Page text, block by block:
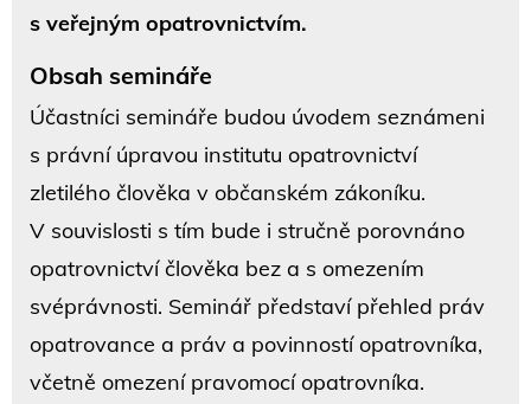
s veřejným opatrovnictvím.
Obsah semináře
Účastníci semináře budou úvodem seznámeni
s právní úpravou institutu opatrovnictví
zletilého člověka v občanském zákoníku.
V souvislosti s tím bude i stručně porovnáno
opatrovnictví člověka bez a s omezením
svéprávnosti. Seminář představí přehled práv
opatrovance a práv a povinností opatrovníka,
včetně omezení pravomocí opatrovníka.